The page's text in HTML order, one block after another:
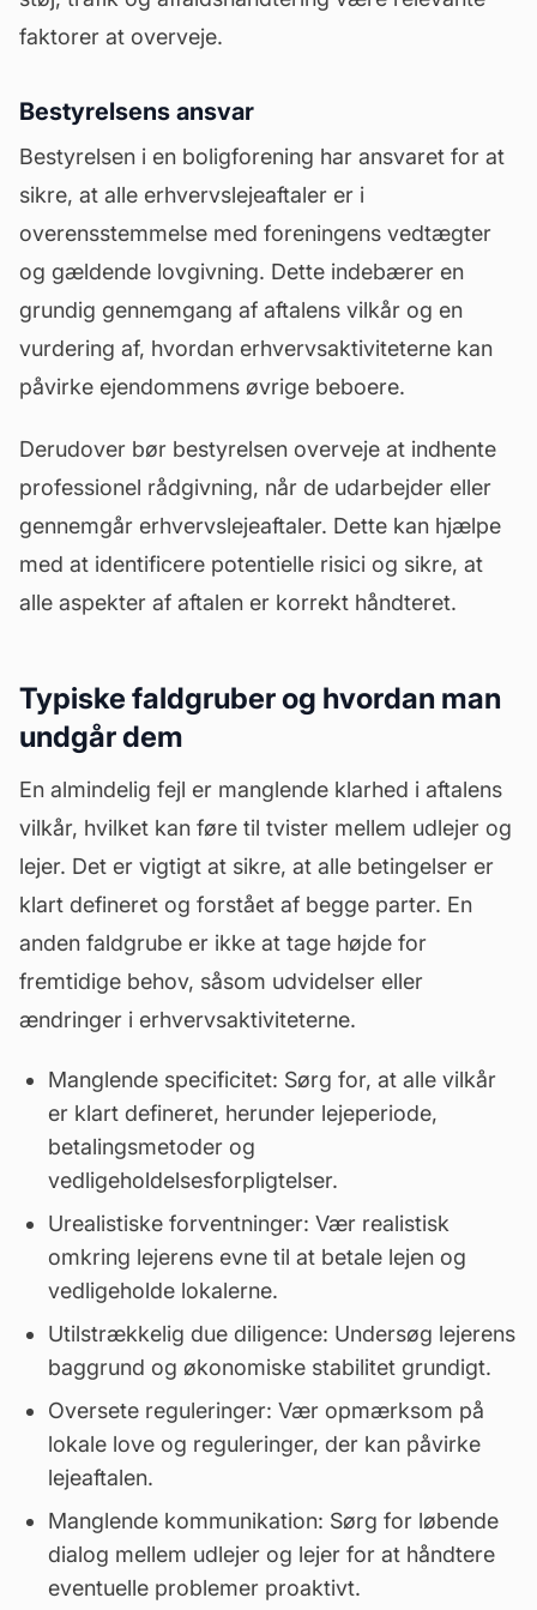
faktorer at overveje.
Bestyrelsens ansvar
Bestyrelsen i en boligforening har ansvaret for at
sikre, at alle erhvervslejeaftaler er i
overensstemmelse med foreningens vedtægter
og gældende lovgivning. Dette indebærer en
grundig gennemgang af aftalens vilkår og en
vurdering af, hvordan erhvervsaktiviteterne kan
påvirke ejendommens øvrige beboere.
Derudover bør bestyrelsen overveje at indhente
professionel rådgivning, når de udarbejder eller
gennemgår erhvervslejeaftaler. Dette kan hjælpe
med at identificere potentielle risici og sikre, at
alle aspekter af aftalen er korrekt håndteret.
Typiske faldgruber og hvordan man
undgår dem
En almindelig fejl er manglende klarhed i aftalens
vilkår, hvilket kan føre til tvister mellem udlejer og
lejer. Det er vigtigt at sikre, at alle betingelser er
klart defineret og forstået af begge parter. En
anden faldgrube er ikke at tage højde for
fremtidige behov, såsom udvidelser eller
ændringer i erhvervsaktiviteterne.
Manglende specificitet: Sørg for, at alle vilkår
er klart defineret, herunder lejeperiode,
betalingsmetoder og
vedligeholdelsesforpligtelser.
Urealistiske forventninger: Vær realistisk
omkring lejerens evne til at betale lejen og
vedligeholde lokalerne.
Utilstrækkelig due diligence: Undersøg lejerens
baggrund og økonomiske stabilitet grundigt.
Oversete reguleringer: Vær opmærksom på
lokale love og reguleringer, der kan påvirke
lejeaftalen.
Manglende kommunikation: Sørg for løbende
dialog mellem udlejer og lejer for at håndtere
eventuelle problemer proaktivt.